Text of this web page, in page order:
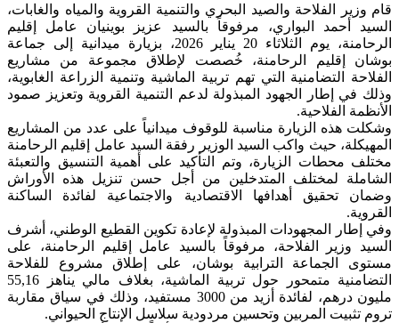
قام وزير الفلاحة والصيد البحري والتنمية القروية والمياه والغابات،
السيد أحمد البواري، مرفوقاً بالسيد عزيز بوينيان عامل إقليم
الرحامنة، يوم الثلاثاء 20 يناير 2026، بزيارة ميدانية إلى جماعة
بوشان إقليم الرحامنة، خُصصت لإطلاق مجموعة من مشاريع
الفلاحة التضامنية التي تهم تربية الماشية وتنمية الزراعة الغابوية،
وذلك في إطار الجهود المبذولة لدعم التنمية القروية وتعزيز صمود
الأنظمة الفلاحية.
وشكلت هذه الزيارة مناسبة للوقوف ميدانياً على عدد من المشاريع
المهيكلة، حيث واكب السيد الوزير رفقة السيد عامل إقليم الرحامنة
مختلف محطات الزيارة، وتم التأكيد على أهمية التنسيق والتعبئة
الشاملة لمختلف المتدخلين من أجل حسن تنزيل هذه الأوراش
وضمان تحقيق أهدافها الاقتصادية والاجتماعية لفائدة الساكنة
القروية.
وفي إطار المجهودات المبذولة لإعادة تكوين القطيع الوطني، أشرف
السيد وزير الفلاحة، مرفوقاً بالسيد عامل إقليم الرحامنة، على
مستوى الجماعة الترابية بوشان، على إطلاق مشروع للفلاحة
التضامنية متمحور حول تربية الماشية، بغلاف مالي يناهز 55,16
مليون درهم، لفائدة أزيد من 3000 مستفيد، وذلك في سياق مقاربة
تروم تثبيت المربين وتحسين مردودية سلاسل الإنتاج الحيواني.